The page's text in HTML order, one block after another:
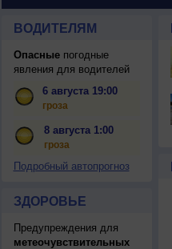
ВОДИТЕЛЯМ
Опасныепогодные
явления для водителей
6 августа 19:00
гроза
8 августа 1:00
гроза
Подробный автопрогноз
ЗДОРОВЬЕ
Предупреждения для
метеочувствительных